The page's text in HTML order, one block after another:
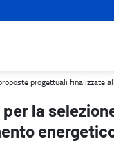
progettuali finalizzate
la